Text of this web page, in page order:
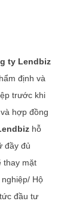
ty Lendbiz
định và
trước khi
hợp đồng
hỗ
đầy đủ
thay mặt
Hộ
đầu tư